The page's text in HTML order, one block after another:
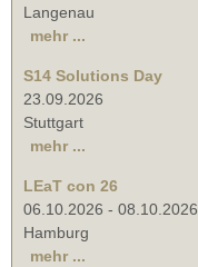
Langenau
mehr ...
S14 Solutions Day
23.09.2026
Stuttgart
mehr ...
LEaT con 26
06.10.2026 - 08.10.2026
Hamburg
mehr ...